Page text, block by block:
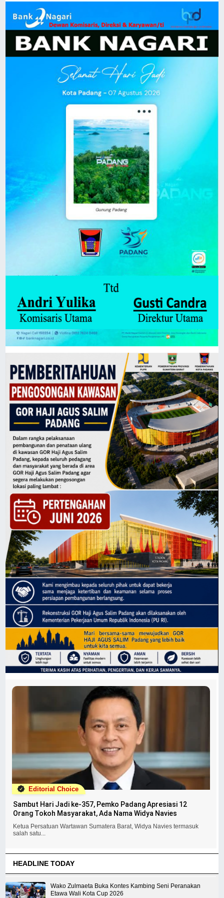
Editorial Choice
Sambut Hari Jadi ke-357, Pemko Padang Apresiasi 12
Orang Tokoh Masyarakat, Ada Nama Widya Navies
Ketua Persatuan Wartawan Sumatera Barat, Widya Navies termasuk
salah satu...
HEADLINE TODAY
Wako Zulmaeta Buka Kontes Kambing Seni Peranakan
Etawa Wali Kota Cup 2026